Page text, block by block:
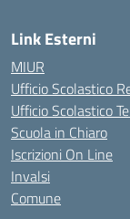
Link Esterni
MIUR
Ufficio Scolastico
Ufficio Scolastico
Scuola in Chiaro
Iscrizioni On Line
Invalsi
Comune